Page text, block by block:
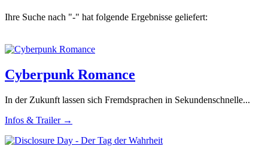
Ihre Suche nach "-" hat folgende Ergebnisse geliefert:
Cyberpunk Romance
In der Zukunft lassen sich Fremdsprachen in Sekundenschnelle...
Infos & Trailer →